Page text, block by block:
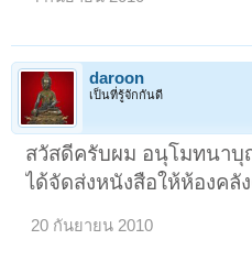
daroon
เป็นที่รู้จักกันดี
สวัสดีครับผม อนุโมทนา
ได้จัดส่งหนังสือให้ห้องค
20 กันยายน 2010